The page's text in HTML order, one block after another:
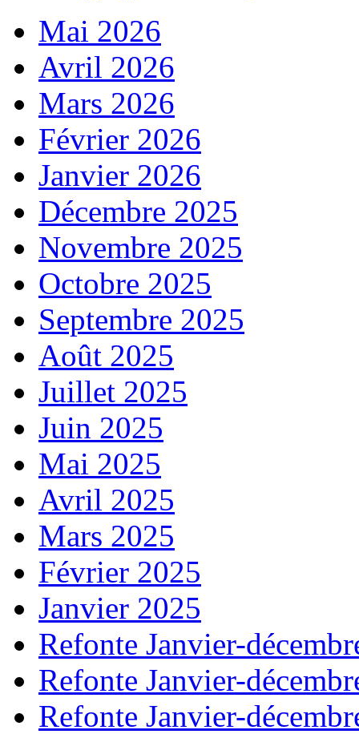
Mai 2026
Avril 2026
Mars 2026
Février 2026
Janvier 2026
Décembre 2025
Novembre 2025
Octobre 2025
Septembre 2025
Août 2025
Juillet 2025
Juin 2025
Mai 2025
Avril 2025
Mars 2025
Février 2025
Janvier 2025
Refonte Janvier-
Refonte Janvier-
Refonte Janvier-